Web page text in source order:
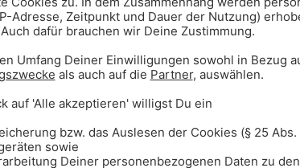
zum Skifahren,
heimfahren, Abendessen mit
auf´n Kopf fällt.
komm eigentlich mit jedem